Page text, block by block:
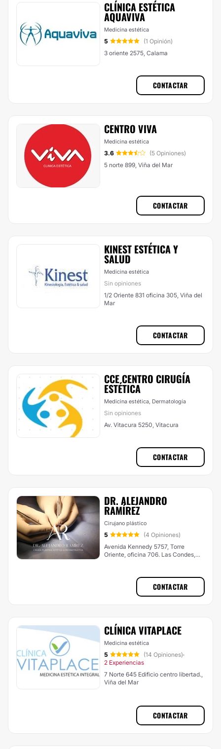
CLÍNICA ESTÉTICA
AQUAVIVA
Medicina estética
5
(1 Opinión)
3 oriente 2575, Calama
CONTACTAR
CENTRO VIVA
Medicina estética
3.6
(5 Opiniones)
5 norte 899, Viña del Mar
CONTACTAR
KINEST ESTÉTICA Y
SALUD
Medicina estética
Sin opiniones
1/2 Oriente 831 oficina 305, Viña del
Mar
CONTACTAR
CCE CENTRO CIRUGÍA
ESTÉTICA
Medicina estética, Dermatología
Sin opiniones
Av. Vitacura 5250, Vitacura
CONTACTAR
DR. ALEJANDRO
RAMÍREZ
Cirujano plástico
5
(4 Opiniones)
Avenida Kennedy 5757, Torre
Oriente, oficina 706. Las Condes,
CONTACTAR
CLÍNICA VITAPLACE
Medicina estética
5 (14 Opiniones)·
2 Experiencias
7 Norte 645 Edificio centro libertad.,
Viña del Mar
CONTACTAR